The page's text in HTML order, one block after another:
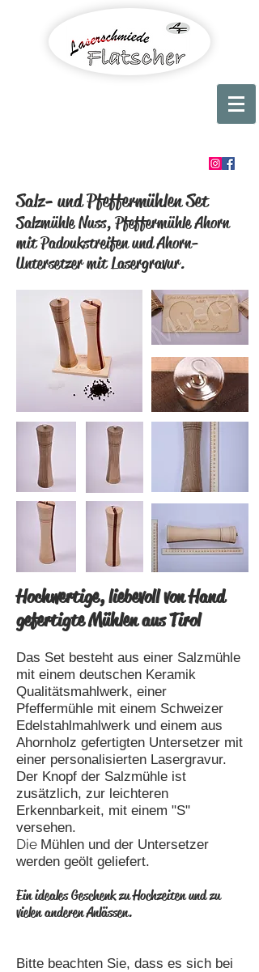
Salz- und Pfeffermühlen Set
Salzmühle Nuss, Pfeffermühle Ahorn
mit Padoukstreifen und Ahorn-
Untersetzer mit Lasergravur.
Hochwertige, liebevoll von Hand
gefertigte Mühlen aus Tirol
Das Set besteht aus einer Salzmühle
mit einem deutschen Keramik
Qualitätsmahlwerk, einer
Pfeffermühle mit einem Schweizer
Edelstahlmahlwerk und einem aus
Ahornholz gefertigten Untersetzer mit
einer personalisierten Lasergravur.
Der Knopf der Salzmühle ist
zusätzlich, zur leichteren
Erkennbarkeit, mit einem "S"
versehen.
Die Mühlen und der Untersetzer
werden geölt geliefert.
Ein ideales Geschenk zu Hochzeiten und zu
vielen anderen Anlässen.
Bitte beachten Sie, dass es sich bei